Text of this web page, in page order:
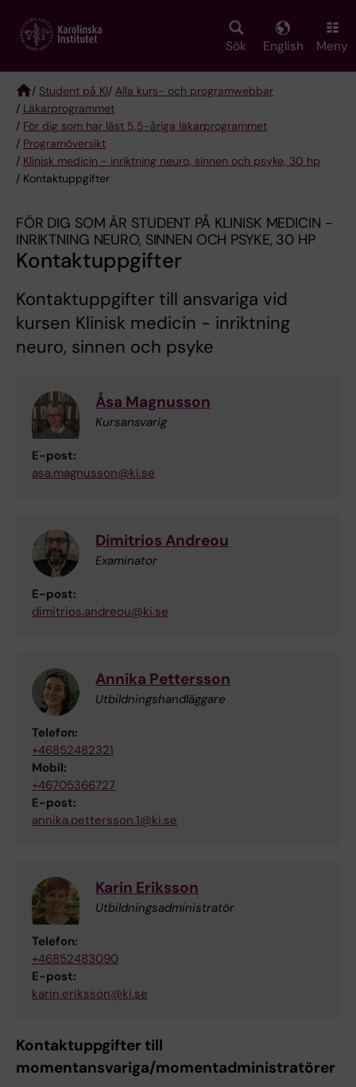
main
Sök English Meny
Breadcrumb
/ Student på KI/ Alla kurs- och programwebbar
/ Läkarprogrammet
/ För dig som har läst 5,5-åriga läkarprogrammet
/ Programöversikt
/ Klinisk medicin - inriktning neuro, sinnen och psyke, 30 hp
/ Kontaktuppgifter
FÖR DIG SOM ÄR STUDENT PÅ KLINISK MEDICIN -
INRIKTNING NEURO, SINNEN OCH PSYKE, 30 HP
Kontaktuppgifter
Kontaktuppgifter till ansvariga vid
kursen Klinisk medicin - inriktning
neuro, sinnen och psyke
Åsa Magnusson
Kursansvarig
E-post:
asa.magnusson@ki.se
Dimitrios Andreou
Examinator
E-post:
dimitrios.andreou@ki.se
Annika Pettersson
Utbildningshandläggare
Telefon:
+46852482321
Mobil:
+46705366727
E-post:
annika.pettersson.1@ki.se
Karin Eriksson
Utbildningsadministratör
Telefon:
+46852483090
E-post:
karin.eriksson@ki.se
Kontaktuppgifter till
momentansvariga/momentadministratörer